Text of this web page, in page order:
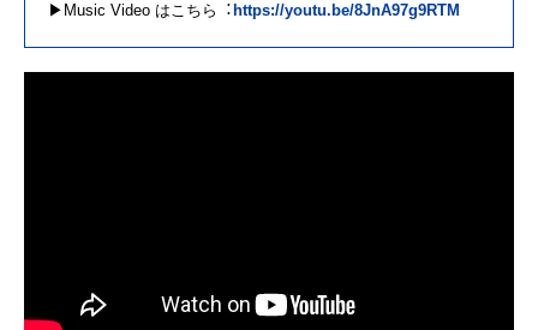
▶Music Video はこちら︓ https://youtu.be/8JnA97g9RTM